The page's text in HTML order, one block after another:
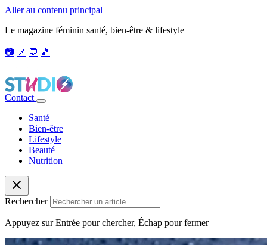
Aller au contenu principal
Le magazine féminin santé, bien-être & lifestyle
📷 📌 💬 🎵
Contact
Santé
Bien-être
Lifestyle
Beauté
Nutrition
Rechercher
Appuyez sur Entrée pour chercher, Échap pour fermer